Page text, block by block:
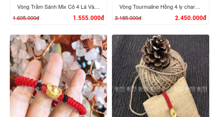
XEM CHI TIẾT
Vòng Trầm Sánh Mix Cỏ 4 Lá Vàng 24K
1.605.000đ
1.555.000đ
XEM CHI TIẾT
Vòng Tourmaline Hồng 4 ly charm Đĩnh Vàng 24K
3.185.000đ
2.450.000đ